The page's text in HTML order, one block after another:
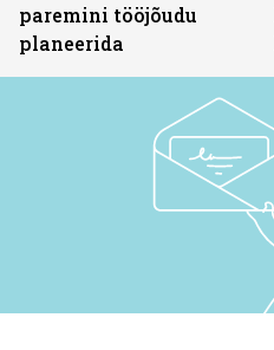
paremini tööjõudu
planeerida